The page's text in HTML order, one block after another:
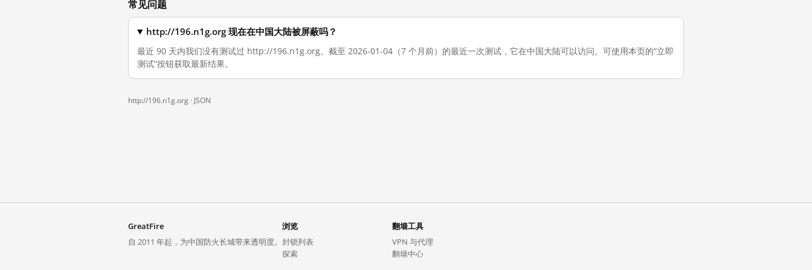
常见问题
http://196.n1g.org 现在在中国大陆被屏蔽吗？
最近 90 天内我们没有测试过 http://196.n1g.org。截至 2026-01-04（7 个月前）的最近一次测试，它在中国大陆可以访问。可使用本页的“立即
测试”按钮获取最新结果。
http://196.n1g.org · JSON
GreatFire
自 2011 年起，为中国防火长城带来透明度。
浏览
封锁列表
探索
翻墙工具
VPN 与代理
翻墙中心